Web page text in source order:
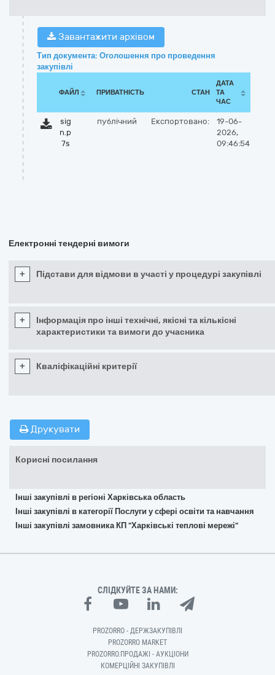
Завантажити архівом
Тип документа: Оголошення про проведення
закупівлі
ФАЙЛ ПРИВАТНІСТЬ СТАН
ДАТА
ТА
ЧАС
sig
n.p
7s
публічний Експортовано:
19-06-
2026,
09:46:54
Електронні тендерні вимоги
+ Підстави для відмови в участі у процедурі закупівлі
+
Інформація про інші технічні, якісні та кількісні
характеристики та вимоги до учасника
+ Кваліфікаційні критерії
Друкувати
Корисні посилання
Інші закупівлі в регіоні Харківська область
Інші закупівлі в категорії Послуги у сфері освіти та навчання
Інші закупівлі замовника КП "Харківські теплові мережі"
СЛІДКУЙТЕ ЗА НАМИ:
PROZORRO - ДЕРЖЗАКУПІВЛІ
PROZORRO MARKET
PROZORRO.ПРОДАЖІ - АУКЦІОНИ
КОМЕРЦІЙНІ ЗАКУПІВЛІ